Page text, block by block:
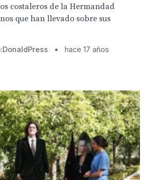
costaleros de la Hermandad
que han llevado sobre sus
• hace 17 años